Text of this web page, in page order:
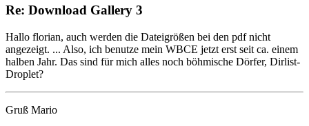
Re: Download Gallery 3
Hallo florian, auch werden die Dateigrößen bei den pdf nicht
angezeigt. ... Also, ich benutze mein WBCE jetzt erst seit ca. einem
halben Jahr. Das sind für mich alles noch böhmische Dörfer, Dirlist-
Droplet?
Gruß Mario